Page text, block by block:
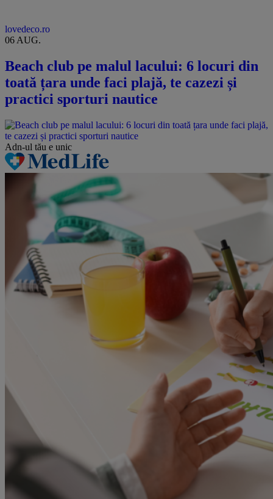
lovedeco.ro
06 AUG.
Beach club pe malul lacului: 6 locuri din
toată țara unde faci plajă, te cazezi și
practici sporturi nautice
Adn-ul tău e unic